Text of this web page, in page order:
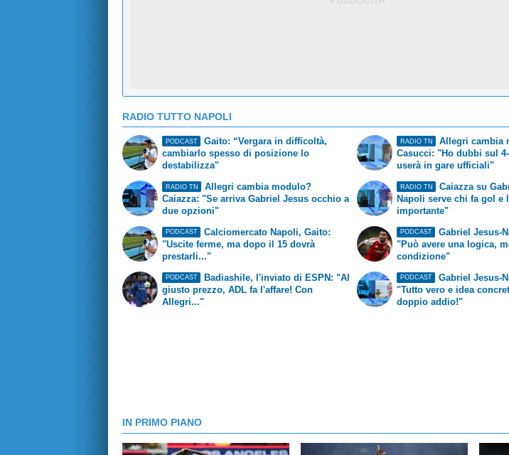
RADIO TUTTO NAPOLI
PODCAST
Gaito: “Vergara in difficoltà,
cambiarlo spesso di posizione lo
destabilizza"
RADIO TN
Allegri cambia modulo?
Caiazza: "Se arriva Gabriel Jesus occhio a
due opzioni"
RADIO TN
Allegri cambia
Casucci: "Ho dubbi sul
userà in gare ufficiali"
RADIO TN
Caiazza su
Napoli serve chi fa gol e
importante"
PODCAST
Calciomercato Napoli, Gaito:
"Uscite ferme, ma dopo il 15 dovrà
prestarli..."
PODCAST
Badiashile, l'inviato di ESPN: "Al
giusto prezzo, ADL fa l'affare! Con
Allegri..."
PODCAST
Gabriel Jesus-
"Può avere una logica,
condizione"
PODCAST
Gabriel Jesus-
"Tutto vero e idea
doppio addio!"
IN PRIMO PIANO